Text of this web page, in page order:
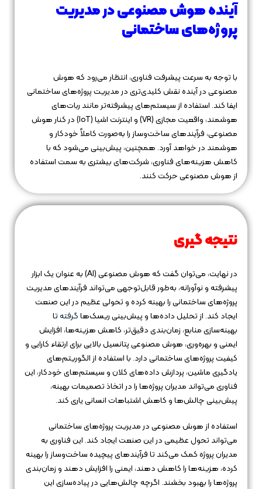
آینده هوش مصنوعی در مدیریت
پروژه‌های ساختمانی
با توجه به سرعت پیشرفت فناوری، انتظار می‌رود که هوش
مصنوعی در آینده نقش کلیدی‌تری در مدیریت پروژه‌های ساختمانی
ایفا کند. استفاده از سیستم‌های پیشرفته‌تر مانند ربات‌های
هوشمند، واقعیت مجازی (VR) و اینترنت اشیا (IoT) در کنار هوش
مصنوعی، فرآیندهای ساخت‌وساز را به‌صورت کاملاً خودکار و
هوشمند در خواهد آورد. همچنین، پیش‌بینی می‌شود که با
کاهش هزینه‌های فناوری، شرکت‌های بیشتری به سمت استفاده
از هوش مصنوعی حرکت کنند.
نتیجه‌ گیری
در نهایت، می‌توان گفت که هوش مصنوعی (AI) به عنوان یک ابزار
پیشرفته و نوآورانه، به‌طور قابل‌توجهی می‌تواند فرآیندهای مدیریت
پروژه‌های ساختمانی را بهینه کرده و تحولی عظیم در این صنعت
ایجاد کند. از تحلیل داده‌ها و پیش‌بینی ریسک‌هاگرفتهتا
بهینه‌سازی منابع، زمان‌بندی دقیق‌تر، کاهش هزینه‌ها، افزایش
ایمنی و بهره‌وری، هوش مصنوعی پتانسیل بالایی برای ارتقاء کارایی و
کیفیت پروژه‌های ساختمانی دارد. با استفاده از الگوریتم‌های
یادگیری ماشین، پردازش داده‌های کلان و سیستم‌های خودکار، این
فناوری می‌تواند مدیران پروژه‌ها را در اتخاذ تصمیمات بهینه،
پیش‌بینی چالش‌ها و کاهش اشتباهات انسانی یاری کند.
استفاده از هوش مصنوعی در مدیریت پروژه‌های ساختمانی
می‌تواند تحول عظیمی در این صنعت ایجاد کند. این فناوری به
مدیران پروژه کمک می‌کند تا فرآیندهای پیچیده ساخت‌وساز را بهینه
کرده، هزینه‌ها را کاهش دهند، ایمنی را افزایش دهند و زمان‌بندی
پروژه‌ها را بهبود بخشند. اگرچه چالش‌هایی در پیاده‌سازی این